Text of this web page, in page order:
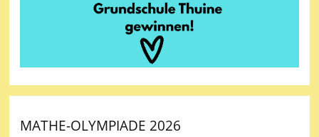
MATHE-OLYMPIADE 2026